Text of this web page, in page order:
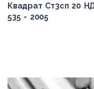
Квадрат Ст3сп 20
535 - 2005